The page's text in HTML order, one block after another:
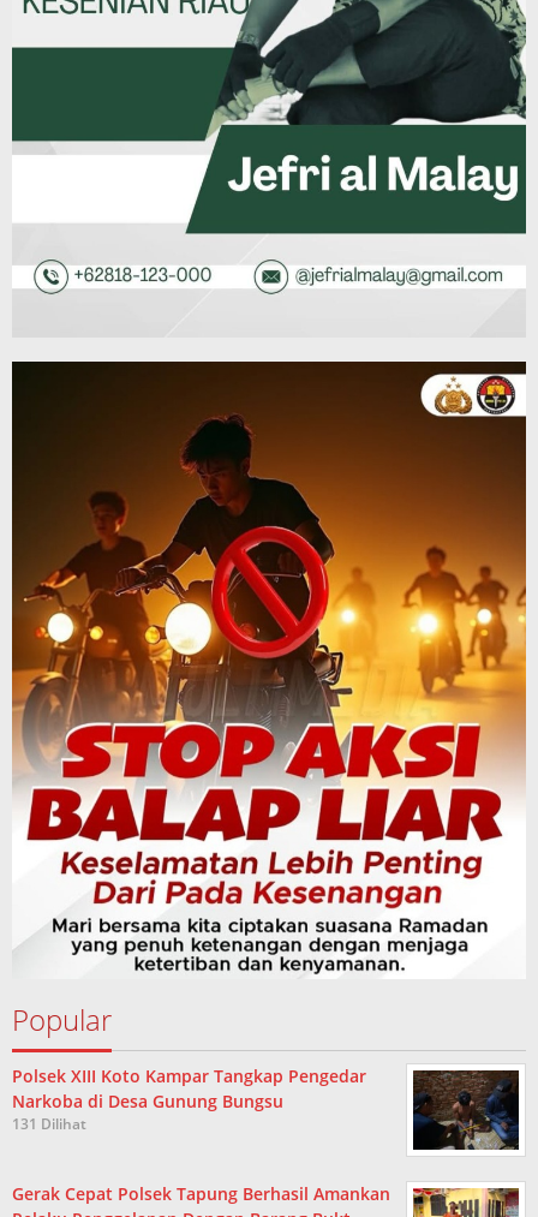
Popular
Polsek XIII Koto Kampar Tangkap Pengedar
Narkoba di Desa Gunung Bungsu
131 Dilihat
Gerak Cepat Polsek Tapung Berhasil Amankan